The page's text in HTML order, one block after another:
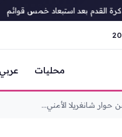
القدم بعد استبعاد خمس قوائم
محليات
حوار شانغريلا الأمني...